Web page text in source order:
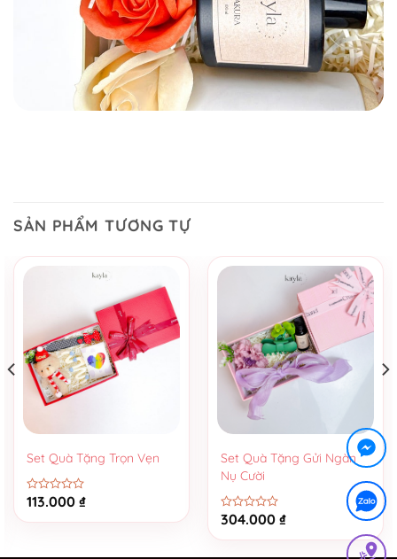
SẢN PHẨM TƯƠNG TỰ
Set Quà Tặng Trọn Vẹn
Được
xếp
hạng
113.000 ₫
Set Quà Tặng Gửi Ngàn
Nụ Cười
Được
xếp
hạng
304.000 ₫